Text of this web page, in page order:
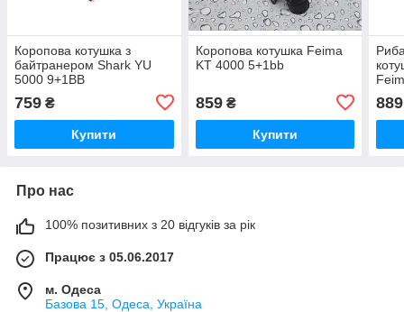
Коропова котушка з
байтранером Shark YU
5000 9+1ВВ
759 ₴
Купити
Коропова котушка Feima
KT 4000 5+1bb
859₴
Купити
889
Про нас
100% позитивних з 20 відгуків за рік
Працює з 05.06.2017
м. Одеса
Базова 15, Одеса, Україна